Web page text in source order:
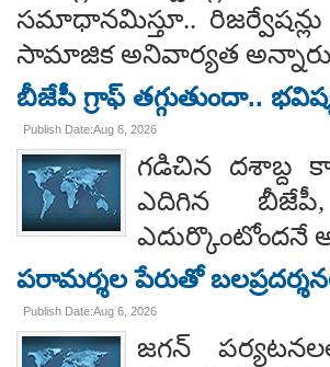
సమాధానమిస్తూ..
సామాజిక అనివార్యత
బీజేపీ గ్రాఫ్ తగ్గుతుందా..
Publish Date:Aug 6, 2026
గడిచిన దశాబ్ద
ఎదిగిన బీజేపీ,
ఎదుర్కొంటోందనే
పరామర్శల పేరుతో
Publish Date:Aug 6, 2026
జగన్